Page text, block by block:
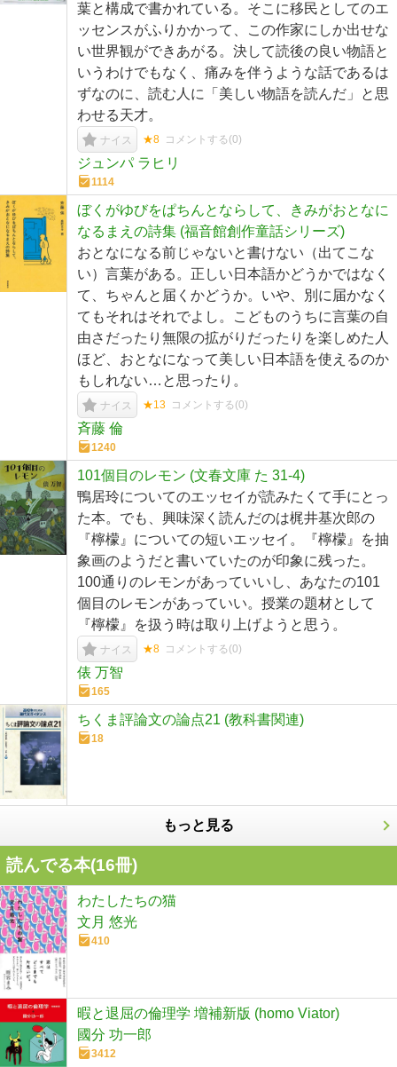
葉と構成で書かれている。そこに移民としてのエ
ッセンスがふりかかって、この作家にしか出せな
い世界観ができあがる。決して読後の良い物語と
いうわけでもなく、痛みを伴うような話であるは
ずなのに、読む人に「美しい物語を読んだ」と思
わせる天才。
ナイス ★8 コメントする(0)
ジュンパ ラヒリ
1114
ぼくがゆびをぱちんとならして、きみがおとなに
なるまえの詩集 (福音館創作童話シリーズ)
おとなになる前じゃないと書けない（出てこな
い）言葉がある。正しい日本語かどうかではなく
て、ちゃんと届くかどうか。いや、別に届かなく
てもそれはそれでよし。こどものうちに言葉の自
由さだったり無限の拡がりだったりを楽しめた人
ほど、おとなになって美しい日本語を使えるのか
もしれない…と思ったり。
ナイス ★13 コメントする(0)
斉藤 倫
1240
101個目のレモン (文春文庫 た 31-4)
鴨居玲についてのエッセイが読みたくて手にとっ
た本。でも、興味深く読んだのは梶井基次郎の
『檸檬』についての短いエッセイ。『檸檬』を抽
象画のようだと書いていたのが印象に残った。
100通りのレモンがあっていいし、あなたの101
個目のレモンがあっていい。授業の題材として
『檸檬』を扱う時は取り上げようと思う。
ナイス ★8 コメントする(0)
俵 万智
165
ちくま評論文の論点21 (教科書関連)
18
もっと見る
読んでる本(16冊)
わたしたちの猫
文月 悠光
410
暇と退屈の倫理学 増補新版 (homo Viator)
國分 功一郎
3412